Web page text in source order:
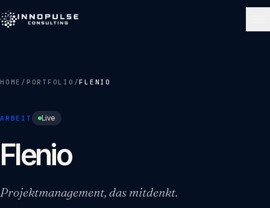
Über uns
Leistungen 03
HOME / PORTFOLIO /FLENIO
ARBEIT Live
Flenio
Projektmanagement, das mitdenkt.